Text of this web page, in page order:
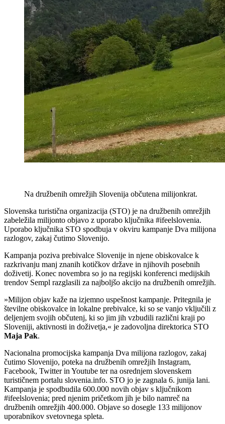
Na družbenih omrežjih Slovenija občutena milijonkrat.
Slovenska turistična organizacija (STO) je na družbenih omrežjih
zabeležila milijonto objavo z uporabo ključnika #ifeelslovenia.
Uporabo ključnika STO spodbuja v okviru kampanje Dva milijona
razlogov, zakaj čutimo Slovenijo.
Kampanja poziva prebivalce Slovenije in njene obiskovalce k
razkrivanju manj znanih kotičkov države in njihovih posebnih
doživetij. Konec novembra so jo na regijski konferenci medijskih
trendov Sempl razglasili za najboljšo akcijo na družbenih omrežjih.
»Milijon objav kaže na izjemno uspešnost kampanje. Pritegnila je
številne obiskovalce in lokalne prebivalce, ki so se vanjo vključili z
deljenjem svojih občutenj, ki so jim jih vzbudili različni kraji po
Sloveniji, aktivnosti in doživetja,« je zadovoljna direktorica STO
Maja Pak.
Nacionalna promocijska kampanja Dva milijona razlogov, zakaj
čutimo Slovenijo, poteka na družbenih omrežjih Instagram,
Facebook, Twitter in Youtube ter na osrednjem slovenskem
turističnem portalu slovenia.info. STO jo je zagnala 6. junija lani.
Kampanja je spodbudila 600.000 novih objav s ključnikom
#ifeelslovenia; pred njenim pričetkom jih je bilo namreč na
družbenih omrežjih 400.000. Objave so dosegle 133 milijonov
uporabnikov svetovnega spleta.